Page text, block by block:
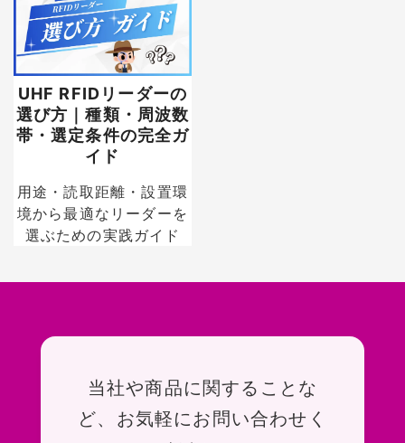
UHF RFIDリーダーの
選び方｜種類・周波数
帯・選定条件の完全ガ
イド
用途・読取距離・設置環
境から最適なリーダーを
選ぶための実践ガイド
お問い合わせ
当社や商品に関することな
ど、お気軽にお問い合わせく